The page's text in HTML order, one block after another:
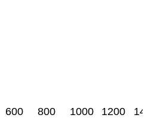
600 800 1000 1200